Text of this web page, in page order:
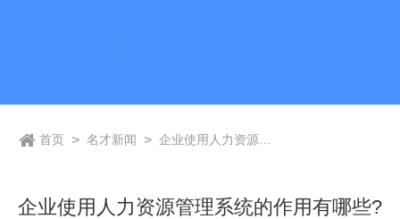
首页 > 名才新闻 > 企业使用人力资源管
企业使用人力资源管理系统的作用有哪些?